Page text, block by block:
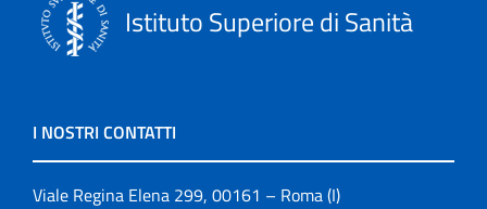
Istituto Superiore di Sanità
I NOSTRI CONTATTI
Viale Regina Elena 299, 00161 – Roma (I)